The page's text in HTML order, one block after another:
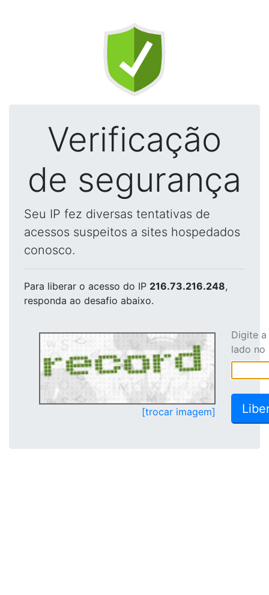
Verificação
de segurança
Seu IP fez diversas tentativas de
acessos suspeitos a sites hospedados
conosco.
Para liberar o acesso do IP 216.73.216.248,
responda ao desafio abaixo.
[trocar imagem]
Digite
lado no